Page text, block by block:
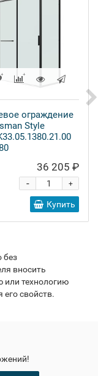
ограждение
Style
36 205 ₽
+
-
Купить
без
вносить
или технологию
его свойств.